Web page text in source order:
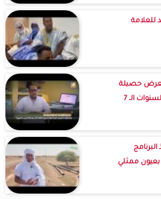
للعلامة
حصيلة
الـ 7
بعيون ممثلي